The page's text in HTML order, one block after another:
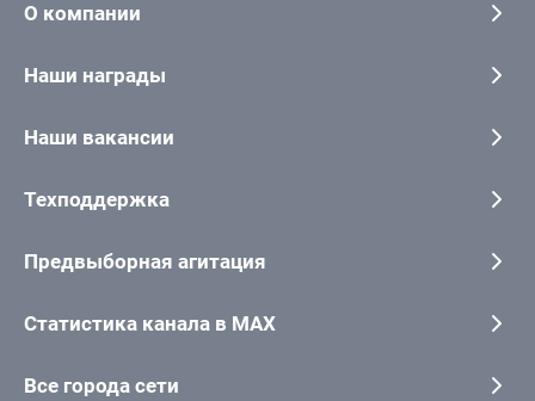
О компании
Наши награды
Наши вакансии
Техподдержка
Предвыборная агитация
Статистика канала в MAX
Все города сети